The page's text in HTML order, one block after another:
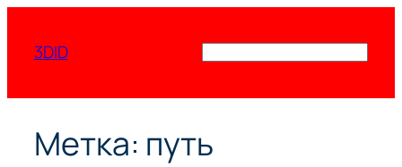
содержимому
3DID
Метка: путь